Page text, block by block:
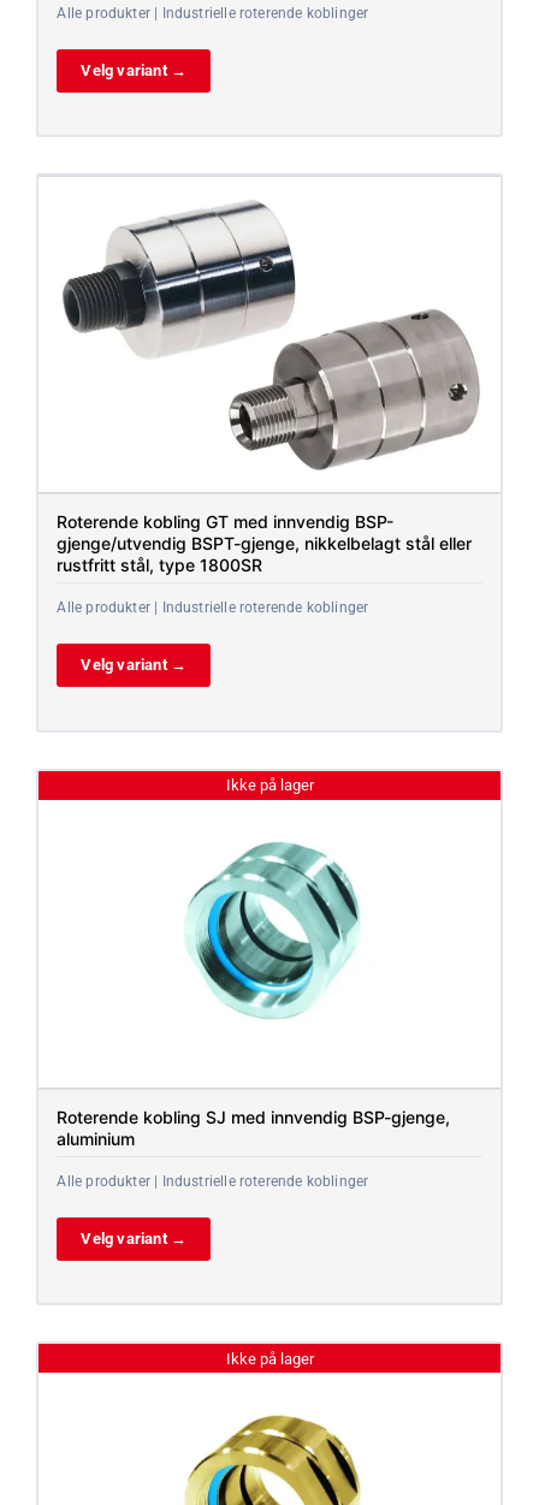
Alle produkter | Industrielle roterende koblinger
Velg variant →
Roterende kobling GT med innvendig BSP-
gjenge/utvendig BSPT-gjenge, nikkelbelagt stål eller
rustfritt stål, type 1800SR
Alle produkter | Industrielle roterende koblinger
Velg variant →
Ikke på lager
Roterende kobling SJ med innvendig BSP-gjenge,
aluminium
Alle produkter | Industrielle roterende koblinger
Velg variant →
Ikke på lager